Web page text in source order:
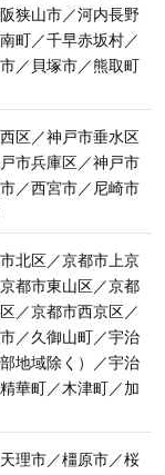
狭山市／河内長野
町／千早赤坂村／
／貝塚市／熊取町
区／神戸市垂水区
市兵庫区／神戸市
／西宮市／尼崎市
北区／京都市上京
都市東山区／京都
／京都市西京区／
／久御山町／宇治
地域除く）／宇治
華町／木津町／加
理市／橿原市／桜